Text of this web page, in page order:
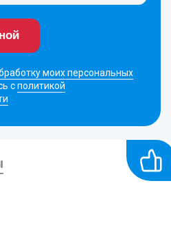
моих персональных
сполитикой